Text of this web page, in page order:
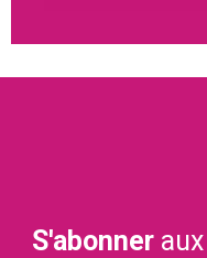
S'abonner